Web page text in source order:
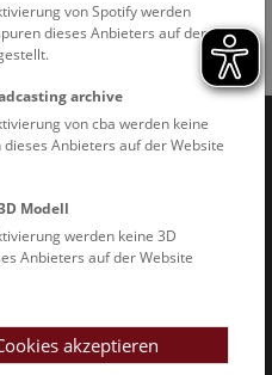
Bluesky Google
© 2026
Datenschutz
von Spotify werden
dieses Anbieters auf der
archive
von cba werden keine
Anbieters auf der Website
Modell
werden keine 3D
Anbieters auf der Website
akzeptieren